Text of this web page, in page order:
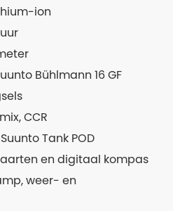
ion
Bühlmann 16 GF
CCR
Tank POD
en digitaal kompas
weer- en